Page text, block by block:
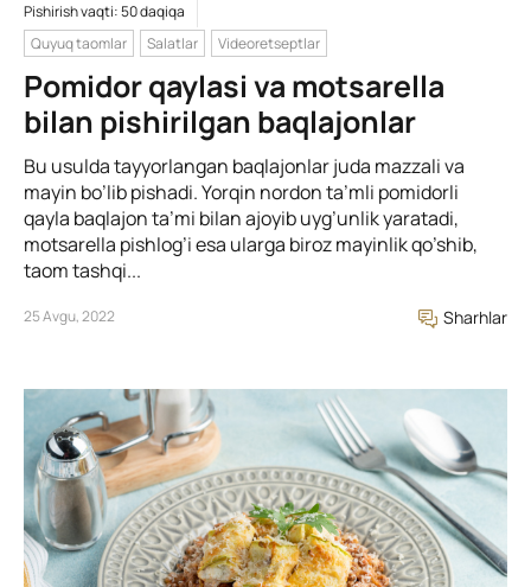
Pishirish vaqti: 50 daqiqa
Quyuq taomlar
Salatlar Videoretseptlar
Pomidor qaylasi va motsarella
bilan pishirilgan baqlajonlar
Bu usulda tayyorlangan baqlajonlar juda mazzali va
mayin bo’lib pishadi. Yorqin nordon ta’mli pomidorli
qayla baqlajon ta’mi bilan ajoyib uyg’unlik yaratadi,
motsarella pishlog’i esa ularga biroz mayinlik qo’shib,
taom tashqi...
25 Avgu, 2022 Sharhlar